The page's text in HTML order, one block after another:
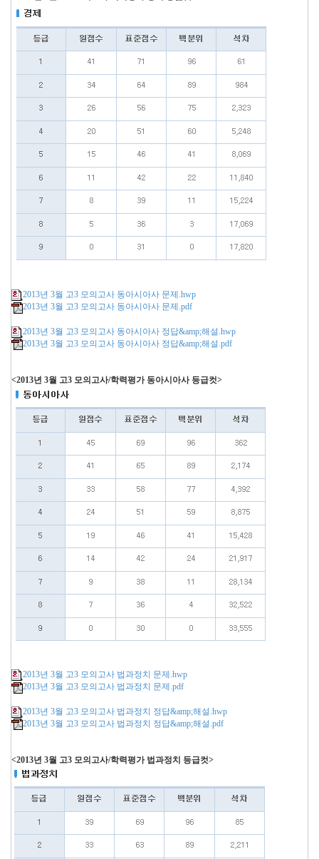
2013년 3월 고3 모의고사 동아시아사 문제.hwp
2013년 3월 고3 모의고사 동아시아사 문제.pdf
2013년 3월 고3 모의고사 동아시아사 정답&amp;해설.hwp
2013년 3월 고3 모의고사 동아시아사 정답&amp;해설.pdf
<2013년 3월 고3 모의고사/학력평가 동아시아사 등급컷>
2013년 3월 고3 모의고사 법과정치 문제.hwp
2013년 3월 고3 모의고사 법과정치 문제.pdf
2013년 3월 고3 모의고사 법과정치 정답&amp;해설.hwp
2013년 3월 고3 모의고사 법과정치 정답&amp;해설.pdf
<2013년 3월 고3 모의고사/학력평가 법과정치 등급컷>